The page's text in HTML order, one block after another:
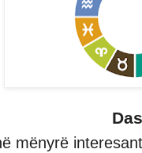
mënyrë